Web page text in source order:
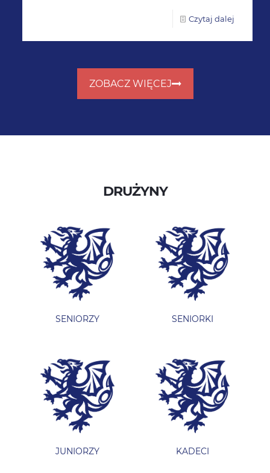
Czytaj dalej
ZOBACZ WIĘCEJ
DRUŻYNY
SENIORZY SENIORKI
JUNIORZY KADECI